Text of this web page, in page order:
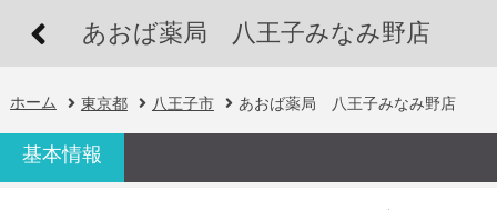
あおば薬局 八王子みなみ野店
ホーム 東京都 八王子市 あおば薬局 八王子みなみ野店
基本情報